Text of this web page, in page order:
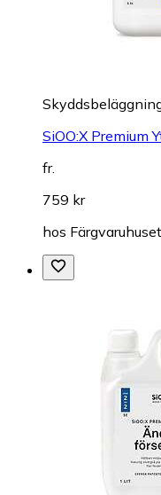
SiOO:X Premium
fr.
759 kr
hos